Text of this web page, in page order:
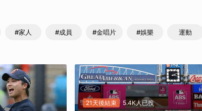
#家人 #成員 #金唱片 #娛樂 運動
21天後結束 5.4K人已投